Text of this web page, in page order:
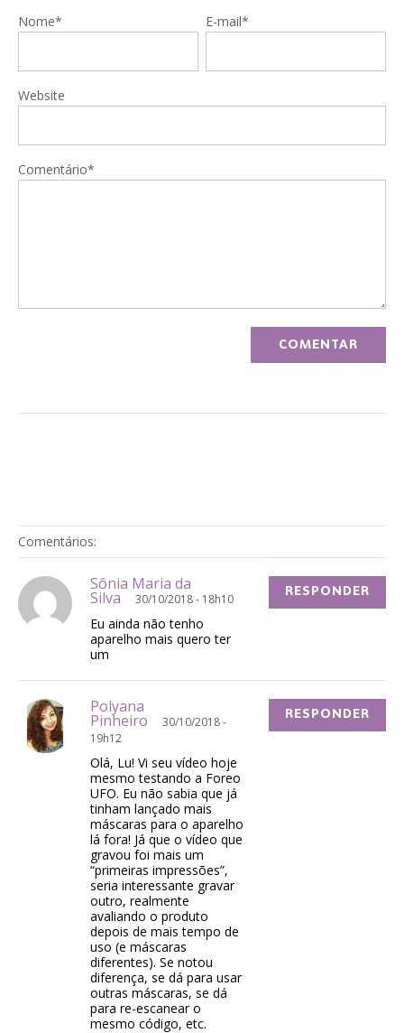
Nome* E-mail*
Website
Comentário*
Comentários:
Sônia Maria da
Silva 30/10/2018 - 18h10
Eu ainda não tenho
aparelho mais quero ter
um
RESPONDER
Polyana
Pinheiro
30/10/2018 -
19h12
Olá, Lu! Vi seu vídeo hoje
mesmo testando a Foreo
UFO. Eu não sabia que já
tinham lançado mais
máscaras para o aparelho
lá fora! Já que o vídeo que
gravou foi mais um
“primeiras impressões”,
seria interessante gravar
outro, realmente
avaliando o produto
depois de mais tempo de
uso (e máscaras
diferentes). Se notou
diferença, se dá para usar
outras máscaras, se dá
para re-escanear o
mesmo código, etc.
RESPONDER